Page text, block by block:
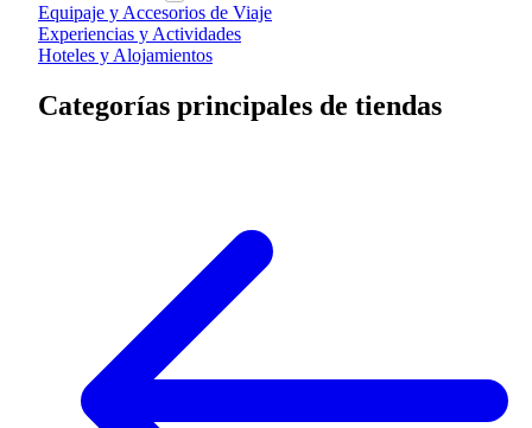
Equipaje y Accesorios de Viaje
Experiencias y Actividades
Hoteles y Alojamientos
Categorías principales de tiendas